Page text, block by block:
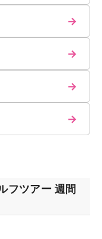
→
→
→
→
フツアー 週間